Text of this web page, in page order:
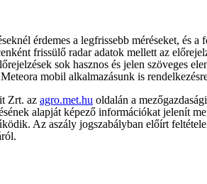
érdemes a legfrissebb méréseket,
frissülő radar adatok mellett az
sok hasznos és jelen szöveges
mobil alkalmazásunk is
Zrt. az agro.met.hu oldalán a
alapját képező információkat jelenít
Az aszály jogszabályban előírt